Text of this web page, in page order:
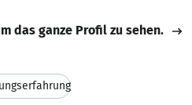
das ganze Profil zu sehen.